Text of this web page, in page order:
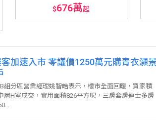
$676萬起
價1250萬元購青衣灝景
組分區營業經理姚智皓表示，樓市全面回暖，買家積
H室成交，實用面積826平方呎，三房套房連士多房